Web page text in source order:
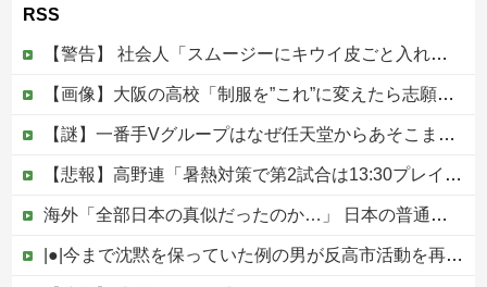
RSS
【警告】 社会人「スムージーにキウイ皮ごと入れよ。これ美容にいいんだよね〜」→ 結果…
【画像】大阪の高校「制服を”これ”に変えたら志願者がめちゃくちゃ増えた」
【謎】一番手Vグループはなぜ任天堂からあそこまで寵愛されるんだ？
【悲報】高野連「暑熱対策で第2試合は13:30プレイボールや！」他
海外「全部日本の真似だったのか…」 日本の普通のテレビ番組が最新SNSの数十年先を行っていたと話題に
|●|今まで沈黙を保っていた例の男が反高市活動を再開した模様、財務省を手を組んでの返り咲きが狙いか？